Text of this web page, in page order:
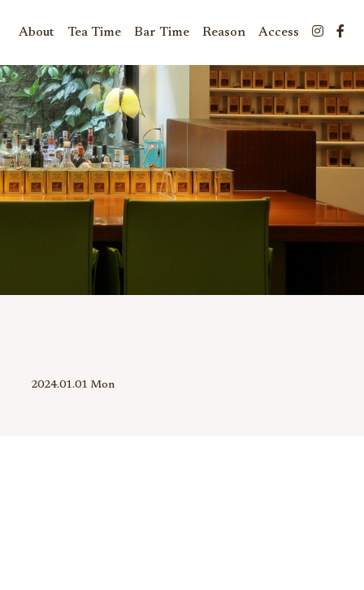
About Tea Time Bar Time Reason Access
2024.01.01 Mon